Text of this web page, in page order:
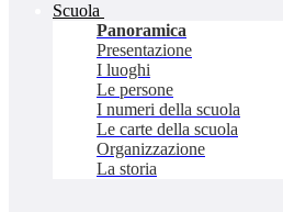
Scuola
Panoramica
Presentazione
I luoghi
Le persone
I numeri della scuola
Le carte della scuola
Organizzazione
La storia